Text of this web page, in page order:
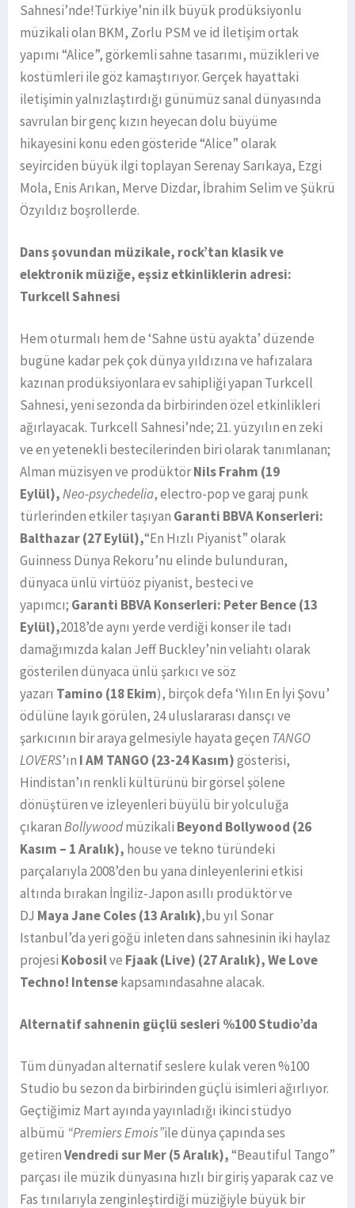
Sahnesi’nde!Türkiye’nin ilk büyük prodüksiyonlu
müzikali olan BKM, Zorlu PSM ve id İletişim ortak
yapımı “Alice”, görkemli sahne tasarımı, müzikleri ve
kostümleri ile göz kamaştırıyor. Gerçek hayattaki
iletişimin yalnızlaştırdığı günümüz sanal dünyasında
savrulan bir genç kızın heyecan dolu büyüme
hikayesini konu eden gösteride “Alice” olarak
seyirciden büyük ilgi toplayan Serenay Sarıkaya, Ezgi
Mola, Enis Arıkan, Merve Dizdar, İbrahim Selim ve Şükrü
Özyıldız boşrollerde.
Dans şovundan müzikale, rock’tan klasik ve
elektronik müziğe, eşsiz etkinliklerin adresi:
Turkcell Sahnesi
Hem oturmalı hem de ‘Sahne üstü ayakta’ düzende
bugüne kadar pek çok dünya yıldızına ve hafızalara
kazınan prodüksiyonlara ev sahipliği yapan Turkcell
Sahnesi, yeni sezonda da birbirinden özel etkinlikleri
ağırlayacak. Turkcell Sahnesi’nde; 21. yüzyılın en zeki
ve en yetenekli bestecilerinden biri olarak tanımlanan;
Alman müzisyen ve prodüktörNils Frahm (19
Eylül),Neo-psychedelia, electro-pop ve garaj punk
türlerinden etkiler taşıyan Garanti BBVA Konserleri:
Balthazar (27 Eylül),“En Hızlı Piyanist” olarak
Guinness Dünya Rekoru’nu elinde bulunduran,
dünyaca ünlü virtüöz piyanist, besteci ve
yapımcı; Garanti BBVA Konserleri: Peter Bence (13
Eylül),2018’de aynı yerde verdiği konser ile tadı
damağımızda kalan Jeff Buckley’nin veliahtı olarak
gösterilen dünyaca ünlü şarkıcı ve söz
yazarı Tamino (18 Ekim), birçok defa ‘Yılın En İyi Şovu’
ödülüne layık görülen, 24 uluslararası dansçı ve
şarkıcının bir araya gelmesiyle hayata geçen TANGO
LOVERS’ın I AM TANGO (23-24 Kasım)gösterisi,
Hindistan’ın renkli kültürünü bir görsel şölene
dönüştüren ve izleyenleri büyülü bir yolculuğa
çıkaranBollywoodmüzikali Beyond Bollywood (26
Kasım – 1 Aralık), house ve tekno türündeki
parçalarıyla 2008’den bu yana dinleyenlerini etkisi
altında bırakan İngiliz-Japon asıllı prodüktör ve
DJ Maya Jane Coles (13 Aralık),bu yıl Sonar
Istanbul’da yeri göğü inleten dans sahnesinin iki haylaz
projesi Kobosilve Fjaak (Live) (27 Aralık), We Love
Techno! Intensekapsamındasahne alacak.
Alternatif sahnenin güçlü sesleri %100 Studio’da
Tüm dünyadan alternatif seslere kulak veren %100
Studio bu sezon da birbirinden güçlü isimleri ağırlıyor.
Geçtiğimiz Mart ayında yayınladığı ikinci stüdyo
albümü “Premiers Emois”ile dünya çapında ses
getirenVendredi sur Mer (5 Aralık),“Beautiful Tango”
parçası ile müzik dünyasına hızlı bir giriş yaparak caz ve
Fas tınılarıyla zenginleştirdiği müziğiyle büyük bir